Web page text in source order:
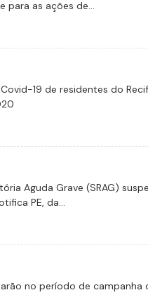
para as ações de...
19 de residentes do
Aguda Grave (SRAG)
PE, da...
no período de campanha